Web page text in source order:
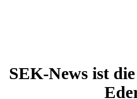
SEK-News ist